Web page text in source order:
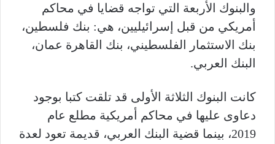
والبنوك الأربعة التي تواجه قضايا في محاكم
أمريكي من قبل إسرائيليين، هي: بنك فلسطين،
بنك الاستثمار الفلسطيني، بنك القاهرة عمان،
البنك العربي.
كانت البنوك الثلاثة الأولى قد تلقت كتبا بوجود
دعاوى عليها في محاكم أمريكية مطلع عام
2019، بينما قضية البنك العربي، قديمة تعود لعدة